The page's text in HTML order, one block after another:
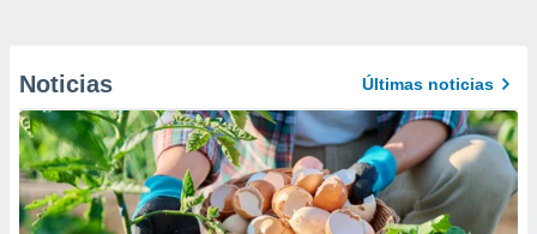
Noticias Últimas noticias